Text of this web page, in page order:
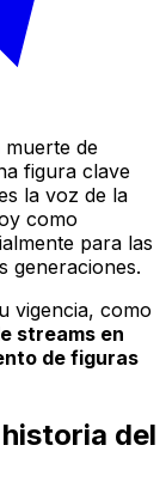
muerte de
figura clave
la voz de la
como
para las
generaciones.
vigencia, como
streams en
de figuras
del